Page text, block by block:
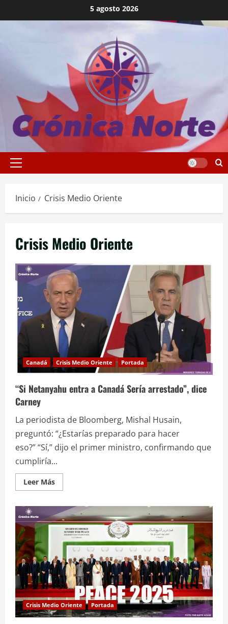
al
5 agosto 2026
Menú
Inicio Crisis Medio Oriente
Crisis Medio Oriente
Canadá Crisis Medio Oriente Portada
“Si Netanyahu entra a Canadá Sería arrestado”, dice
Carney
La periodista de Bloomberg, Mishal Husain,
preguntó: “¿Estarías preparado para hacer
eso?” “Sí,” dijo el primer ministro, confirmando que
cumpliría...
Leer MásLeer
más
“Si
Netanyahu
entra
Canadá
Sería
arrestado”,
dice
Carney
Crisis Medio Oriente Portada